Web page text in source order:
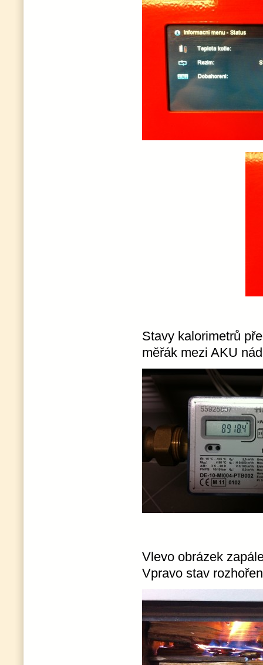
Stavy kalorimetrů
měřák mezi AKU
Vlevo obrázek
Vpravo stav